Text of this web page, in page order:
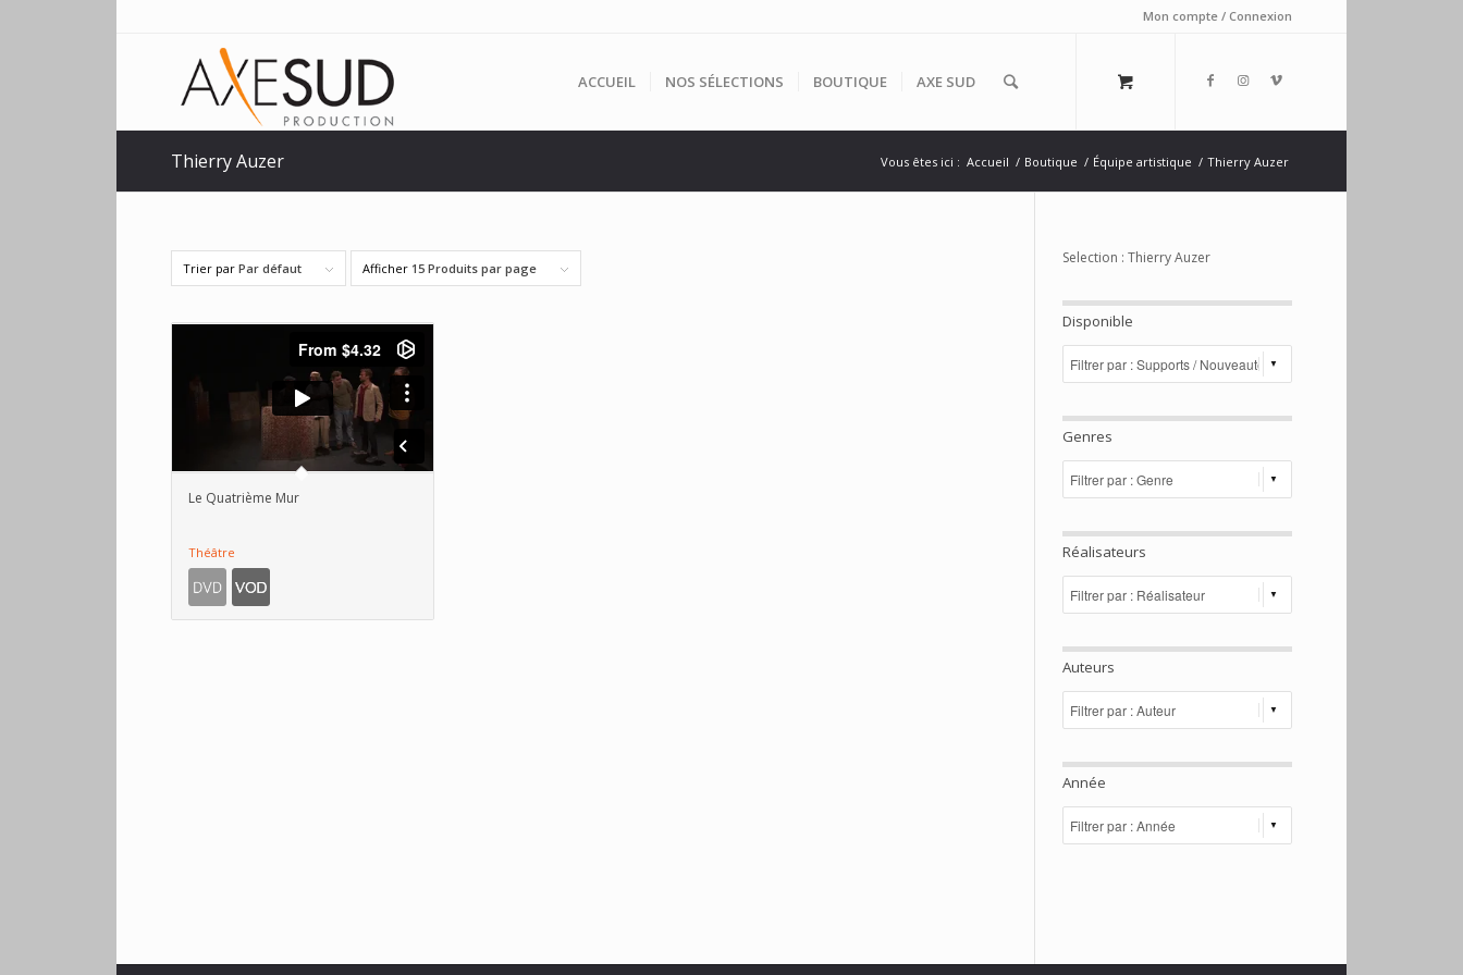
Mon compte / Connexion
ACCUEIL NOS SÉLECTIONS BOUTIQUE AXE SUD
Thierry Auzer Vous êtes ici : Accueil / Boutique / Équipe artistique / Thierry Auzer
Trier par Par défaut Afficher 15 Produits par page
Le Quatrième Mur
Théâtre
Selection : Thierry Auzer
Disponible
Genres
Réalisateurs
Auteurs
Année